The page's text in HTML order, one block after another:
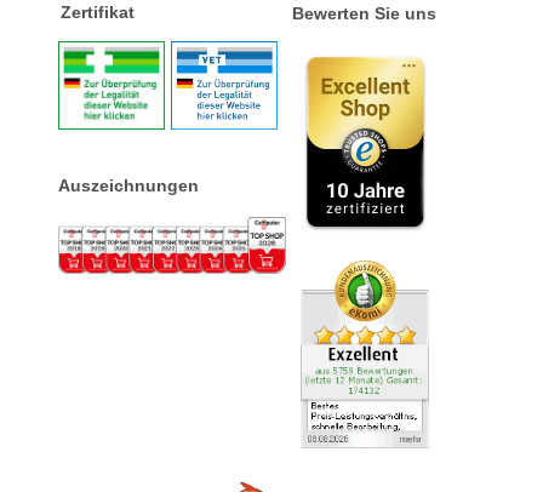
Zertifikat
Auszeichnungen
Bewerten Sie uns